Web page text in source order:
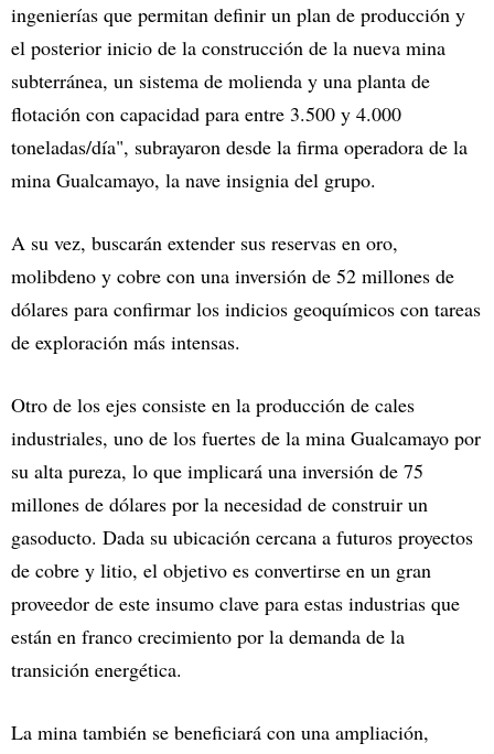
ingenierías que permitan definir un plan de producción y
el posterior inicio de la construcción de la nueva mina
subterránea, un sistema de molienda y una planta de
flotación con capacidad para entre 3.500 y 4.000
toneladas/día", subrayaron desde la firma operadora de la
mina Gualcamayo, la nave insignia del grupo.
A su vez, buscarán extender sus reservas en oro,
molibdeno y cobre con una inversión de 52 millones de
dólares para confirmar los indicios geoquímicos con tareas
de exploración más intensas.
Otro de los ejes consiste en la producción de cales
industriales, uno de los fuertes de la mina Gualcamayo por
su alta pureza, lo que implicará una inversión de 75
millones de dólares por la necesidad de construir un
gasoducto. Dada su ubicación cercana a futuros proyectos
de cobre y litio, el objetivo es convertirse en un gran
proveedor de este insumo clave para estas industrias que
están en franco crecimiento por la demanda de la
transición energética.
La mina también se beneficiará con una ampliación,